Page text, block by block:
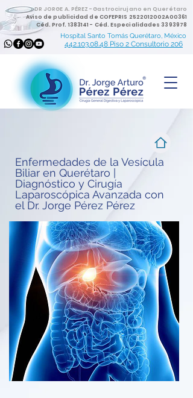
DR JORGE A. PÉREZ -Gastrocirujano en Querétaro
Aviso de publicidad de COFEPRIS 2522012002A00361
Céd. Prof.1383141 - Céd. Especialidades 3393978
Hospital Santo Tomás Querétaro, México
442.103.08.48 Piso 2 Consultorio 206
Enfermedades de la Vesícula
Biliar en Querétaro |
Diagnóstico y Cirugía
Laparoscópica Avanzada con
el Dr. Jorge Pérez Pérez